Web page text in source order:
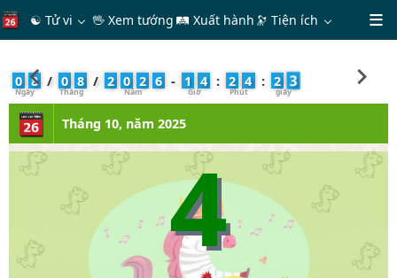
☯ Tử vi 🖖 Xem tướng 🛤 Xuất hành 🔭Tiện ích
0 8 / 0 8 / 2 0 2 6 - 1 4 : 2 4 : 2 4
Tháng 10, năm 2025
4